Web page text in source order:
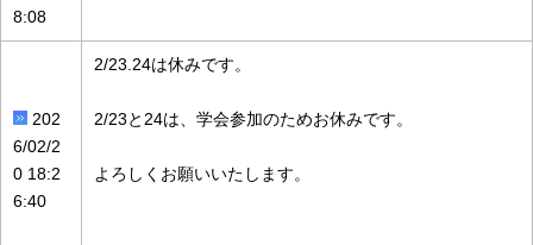
8:08
202
6/02/2
0 18:2
6:40
2/23.24は休みです。
2/23と24は、学会参加のためお休みです。
よろしくお願いいたします。